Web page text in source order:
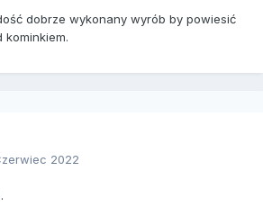
dobrze wykonany wyrób by powiesić
kominkiem.
2022